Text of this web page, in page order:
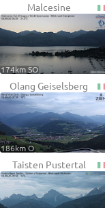
Malcesine
174km SO
Olang Geiselsberg
186km O
Taisten Pustertal